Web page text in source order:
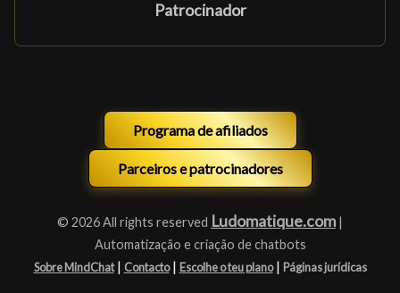
Patrocinador
Programa de afiliados
Parceiros e patrocinadores
© 2026 All rights reserved Ludomatique.com |
Automatização e criação de chatbots
Sobre MindChat | Contacto | Escolhe o teu plano | Páginas jurídicas